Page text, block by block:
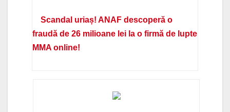
Scandal uriaș! ANAF descoperă o
fraudă de 26 milioane lei la o firmă de lupte
MMA online!